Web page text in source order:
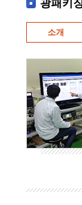
광패키
소개